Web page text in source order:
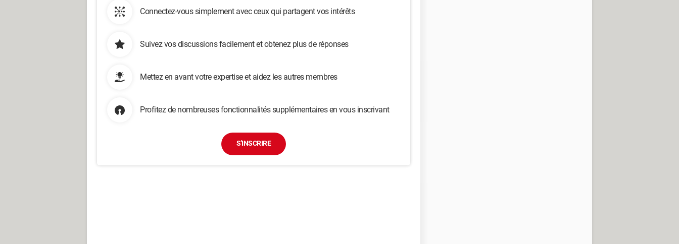
Connectez-vous simplement avec ceux qui partagent vos intérêts
Suivez vos discussions facilement et obtenez plus de réponses
Mettez en avant votre expertise et aidez les autres membres
Profitez de nombreuses fonctionnalités supplémentaires en vous inscrivant
S'INSCRIRE